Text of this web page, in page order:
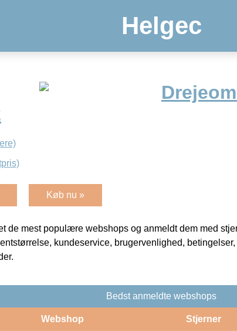
Helgec
Køb nu »
de mest populære webshops og anmeldt dem med
kundeservice, brugervenlighed,
Bedst anmeldte webshops
Webshop Stjerner